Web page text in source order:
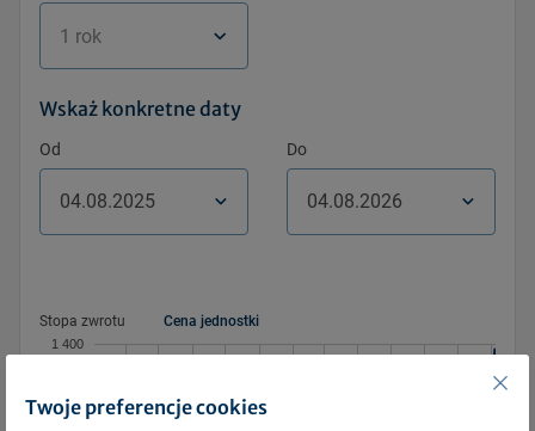
1 rok
Wskaż konkretne daty
Od
28 30
11 12 13
Do
27 29 30
10 11 12 13
Stopa zwrotu Cena jednostki
1 400
Twoje preferencje cookies